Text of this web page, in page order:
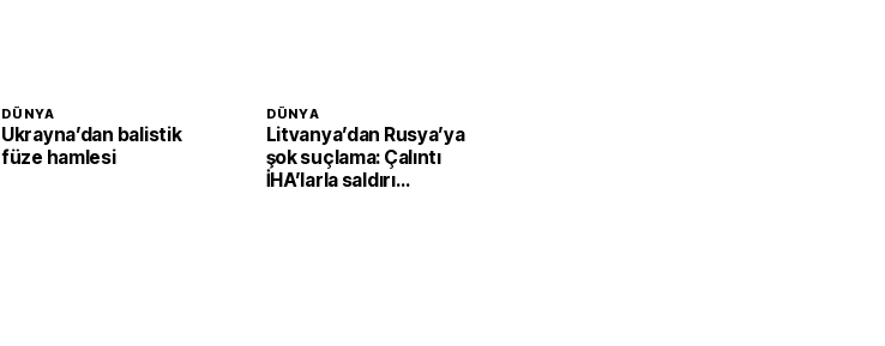
DÜNYA
Ukrayna’dan balistik
füze hamlesi
DÜNYA
Litvanya’dan Rusya’ya
şok suçlama: Çalıntı
İHA’larla saldırı